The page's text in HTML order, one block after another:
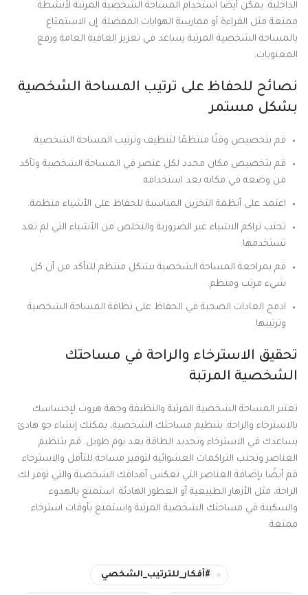
الداخلية. يمكن أيضًا استخدام المساحة الشخصية المرتبة لأنشطة
ممتعة مثل القراءة أو ممارسة الهوايات المفضلة. إن الاستمتاع
بالمساحة الشخصية المرتبة يساعد في تعزيز العافية العامة ورفع
المعنويات.
نصائح للحفاظ على ترتيب المساحة الشخصية
بشكل مستمر
قم بتخصيص وقتًا منتظمًا لتنظيف وترتيب المساحة الشخصية.
قم بتخصيص مكان محدد لكل عنصر في المساحة الشخصية وتأكد
من وضعه في مكانه بعد استخدامه.
اعتمد على أنظمة التخزين المناسبة للحفاظ على الأشياء منظمة.
تجنب تراكم الاشياء غير الضرورية والتخلص من الأشياء التي لم تعد
تستخدمها.
قم بمراجعة المساحة الشخصية بشكل منتظم للتأكد من أن كل
شيء مرتب ومنظم.
ادمج العادات الصحية في الحفاظ على نظافة المساحة الشخصية
وترتيبها.
تحقيق الاسترخاء والراحة في مساحتك
الشخصية المرتبة
تعتبر المساحة الشخصية المرتبة والنظيفة وجهة هروب لإحساسك
بالاسترخاء والراحة. بتنظيم مساحتك الشخصية، يمكنك إنشاء جو هادئ
يساعدك في الاسترخاء وتجديد الطاقة بعد يوم طويل. قم بتنظيم
العناصر وتجنب التراكمات العشوائية لتوفير مساحة للتأمل والاسترخاء.
قم أيضًا بإضافة العناصر التي تعكس أهدافك الشخصية والتي توفر لك
الراحة، مثل الأزهار الطبيعية أو العطور الهادئة. استمتع بالهدوء
والسكينة في مساحتك الشخصية المرتبة واستمتع بأوقات استرخاء
ممتعة.
#أفكار_للترتيب_الشخصي